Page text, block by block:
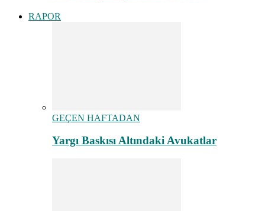
RAPOR
GEÇEN HAFTADAN
Yargı Baskısı Altındaki Avukatlar